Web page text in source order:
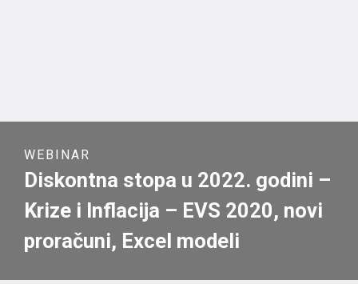
WEBINAR
Diskontna stopa u 2022. godini –
Krize i Inflacija – EVS 2020, novi
proračuni, Excel modeli